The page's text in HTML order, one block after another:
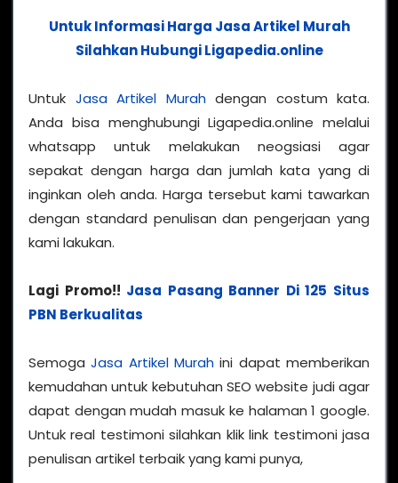
Untuk Informasi Harga Jasa Artikel Murah
Silahkan Hubungi Ligapedia.online
Untuk Jasa Artikel Murahdengan costum kata.
Anda bisa menghubungi Ligapedia.online melalui
whatsapp untuk melakukan neogsiasi agar
sepakat dengan harga dan jumlah kata yang di
inginkan oleh anda. Harga tersebut kami tawarkan
dengan standard penulisan dan pengerjaan yang
kami lakukan.
Lagi Promo!! Jasa Pasang Banner Di 125 Situs
PBN Berkualitas
SemogaJasa Artikel Murah ini dapat memberikan
kemudahan untuk kebutuhan SEO website judi agar
dapat dengan mudah masuk ke halaman 1 google.
Untuk real testimoni silahkan klik link testimoni jasa
penulisan artikel terbaik yang kami punya,